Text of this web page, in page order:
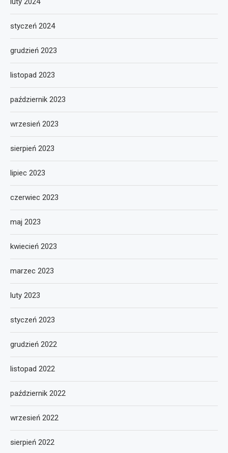
styczeń 2024
grudzień 2023
listopad 2023
październik 2023
wrzesień 2023
sierpień 2023
lipiec 2023
czerwiec 2023
maj 2023
kwiecień 2023
marzec 2023
luty 2023
styczeń 2023
grudzień 2022
listopad 2022
październik 2022
wrzesień 2022
sierpień 2022